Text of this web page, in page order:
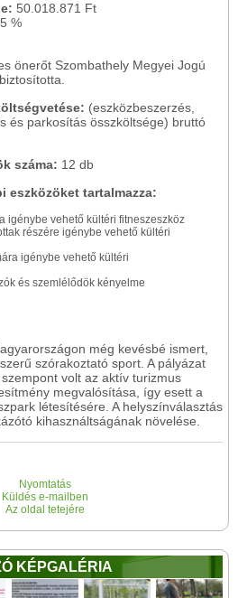
50.018.871 Ft
%
önerőt Szombathely Megyei Jogú
(eszközbeszerzés,
és parkosítás összköltsége) bruttó
száma: 12 db
eszközöket tartalmazza:
igénybe vehető kültéri fitneszeszköz
részére igénybe vehető kültéri
igénybe vehető kültéri
és szemlélődök kényelme
még kevésbé ismert,
szórakoztató sport. A pályázat
volt az aktív turizmus
megvalósítása, így esett a
létesítésére. A helyszínválasztás
kihasználtságának növelése.
Nyomtatás
Küldés e-mailben
Az oldal tetejére
KÉPGALÉRIA